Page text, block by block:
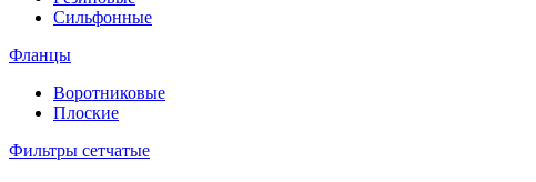
Сильфонные
Фланцы
Воротниковые
Плоские
Фильтры сетчатые